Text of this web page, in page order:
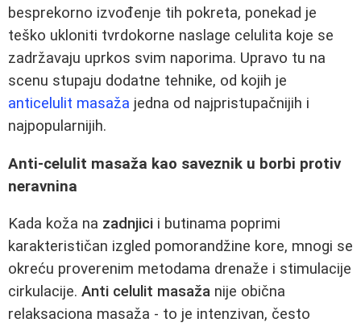
besprekorno izvođenje tih pokreta, ponekad je
teško ukloniti tvrdokorne naslage celulita koje se
zadržavaju uprkos svim naporima. Upravo tu na
scenu stupaju dodatne tehnike, od kojih je
anticelulit masaža jedna od najpristupačnijih i
najpopularnijih.
Anti-celulit masaža kao saveznik u borbi protiv
neravnina
Kada koža na zadnjici i butinama poprimi
karakterističan izgled pomorandžine kore, mnogi se
okreću proverenim metodama drenaže i stimulacije
cirkulacije. Anti celulit masaža nije obična
relaksaciona masaža - to je intenzivan, često